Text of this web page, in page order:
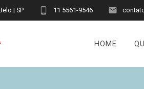
| SP 11 5561-9546
HOME